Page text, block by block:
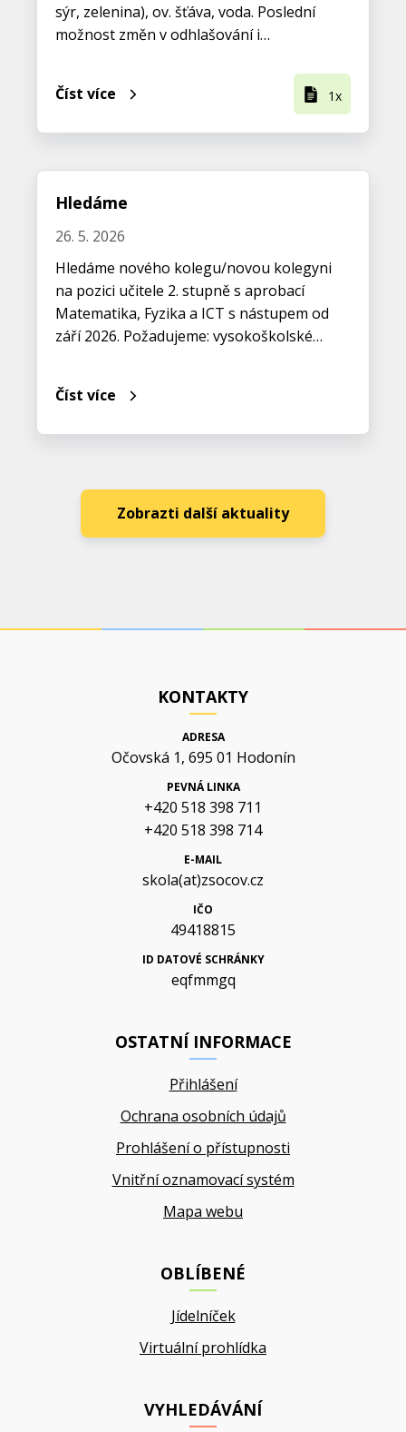
sýr, zelenina), ov. šťáva, voda. Poslední
možnost změn v odhlašování i…
Číst více 1x
Hledáme
26. 5. 2026
Hledáme nového kolegu/novou kolegyni
na pozici učitele 2. stupně s aprobací
Matematika, Fyzika a ICT s nástupem od
září 2026. Požadujeme: vysokoškolské…
Číst více
Zobrazti další aktuality
KONTAKTY
ADRESA
Očovská 1, 695 01 Hodonín
PEVNÁ LINKA
+420 518 398 711
+420 518 398 714
E-MAIL
skola(at)zsocov.cz
IČO
49418815
ID DATOVÉ SCHRÁNKY
eqfmmgq
OSTATNÍ INFORMACE
Přihlášení
Ochrana osobních údajů
Prohlášení o přístupnosti
Vnitřní oznamovací systém
Mapa webu
OBLÍBENÉ
Jídelníček
Virtuální prohlídka
VYHLEDÁVÁNÍ